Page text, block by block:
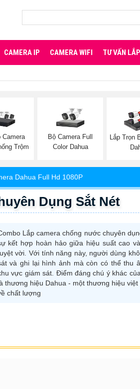
CAMERA IP CAMERA WIFI TƯ VẤN
Camera
Trộm
Bộ Camera Full
Color Dahua
Lắp Trọn
Dahua Full Hd 1080P
Dụng Sắt Nét
Lắp camera chống nước chuyên
kết hợp hoàn hảo giữa hiệu suất cao
vời. Với tính năng này, người dùng
và ghi lại hình ảnh mà còn có thể thu
vực giám sát. Điểm đáng chú ý khác
thương hiệu Dahua - một thương hiệu
chất lượng